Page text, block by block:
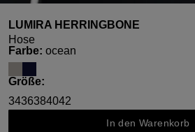
LUMIRA HERRINGBONE
Hose
Farbeauswählen
: ocean
Größeauswählen
:
3436384042
In den Warenkorb